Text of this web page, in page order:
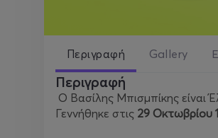
Περιγραφή Gallery
Περιγραφή
Ο Βασίλης Μπισμπίκης είναι
Γεννήθηκε στις 29 Οκτωβρίου